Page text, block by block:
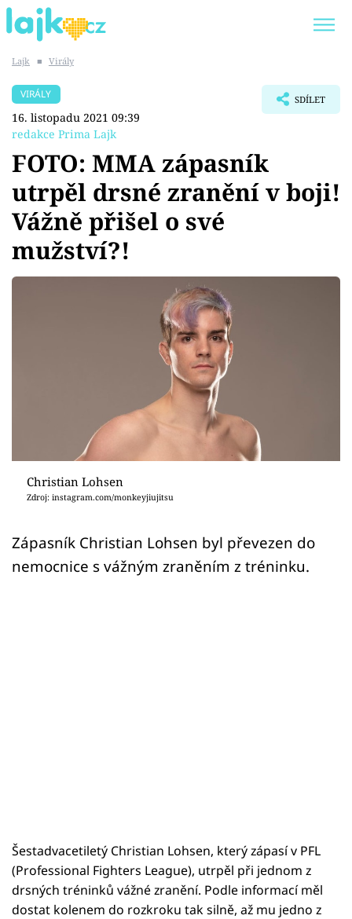
SHOPAHOLICADEL
Témata
Showbyznys
Youtubeři
Sledujte prima+
Přihlášení
Sledujte nás
Lajk ■ Virály
VIRÁLY
16. listopadu 2021 09:39
redakce Prima Lajk
SDÍLET
FOTO: MMA zápasník
utrpěl drsné zranění v boji!
Vážně přišel o své
mužství?!
Christian Lohsen
Zdroj: instagram.com/monkeyjiujitsu
Zápasník Christian Lohsen byl převezen do
nemocnice s vážným zraněním z tréninku.
Šestadvacetiletý Christian Lohsen, který zápasí v PFL
(Professional Fighters League), utrpěl při jednom z
drsných tréninků vážné zranění. Podle informací měl
dostat kolenem do rozkroku tak silně, až mu jedno z